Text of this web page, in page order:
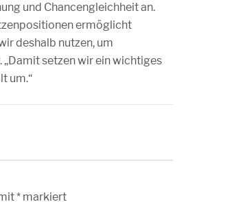
und Chancengleichheit an.
ermöglicht
deshalb nutzen, um
setzen wir ein wichtiges
um.“
* markiert